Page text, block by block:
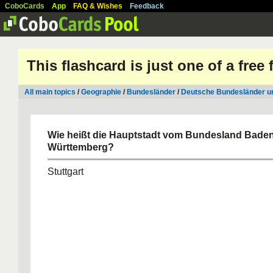
CoboCards App FAQ & Wishes Feedback
This flashcard is just one of a free
All main topics /Geographie / Bundesländer / Deutsche Bundesländer
Wie heißt die Hauptstadt vom Bundesland
Württemberg?
Stuttgart